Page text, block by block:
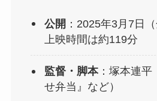
公開 ：2025年3月7日
上映時間は約119分
監督・脚本：塚本連平
せ弁当』など）